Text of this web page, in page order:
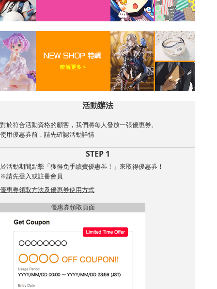
活動辦法
對於符合活動資格的顧客，我們將每人發放一張優惠券。
使用優惠券前，請先確認活動詳情
STEP 1
優惠券領取頁面
於活動期間點擊「獲得免手續費優惠券！」來取得優惠券！
※請先登入或註冊會員
優惠券領取方法及優惠券使用方式